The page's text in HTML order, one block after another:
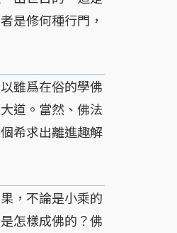
是修何種行門，
雖爲在俗的學佛
道。當然、佛法
希求出離進趣解
，不論是小乘的
怎樣成佛的？佛